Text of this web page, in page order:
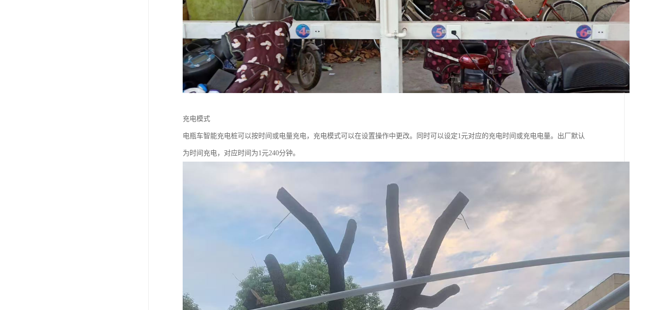
充电模式
电瓶车智能充电桩可以按时间或电量充电，充电模式可以在设置操作中更改。同时可以设定1元对应的充电时间或充电电量。出厂默认
为时间充电，对应时间为1元240分钟。